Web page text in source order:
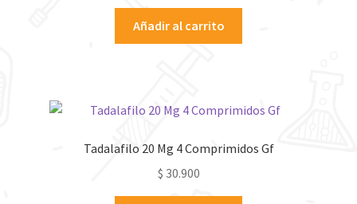
Añadir al carrito
Tadalafilo 20 Mg 4 Comprimidos Gf
$ 30.900